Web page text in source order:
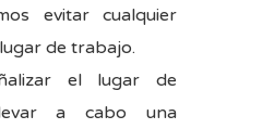
evitar cualquier
de trabajo.
el lugar de
a cabo una